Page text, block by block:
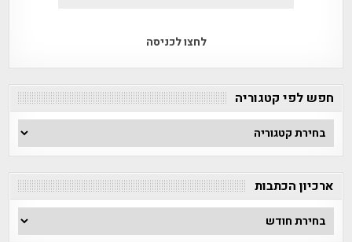
לחצו לכניסה
חפש לפי קטגוריה
חפש
לפי
ארכיון הכתבות
ארכיון
הכתבות